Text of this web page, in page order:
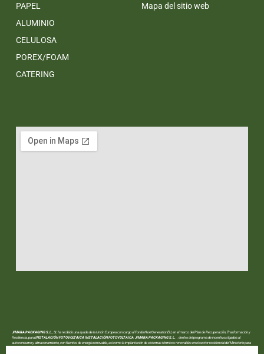
PAPEL
ALUMINIO
CELULOSA
POREX/FOAM
CATERING
Mapa del sitio web
JIMARA PACKAGING S.L.
, SL ha recibido una ayuda de la Unión Europea con cargo al Fondo NextGenerationEU, en el marco del Plan de Recuperación, Trasformación y
Resiliencia, paraINSTALACIÓN FOTOVOLTAICA INSTALACIÓN FOTOVOLTAICA JIMARA PACKAGING S.L.
.. dentro del programa de incentivos ligados al
autoconsumo y almacenamiento, con fuentes de energía renovable, así como la implantación de sistemas térmicos renovables en el sector residencial del Ministerio para